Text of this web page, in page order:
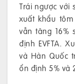
Trái ngược với
xuất khẩu
vẫn tăng 16%
định EVFTA.
và Hàn Quốc
ổn định 5% và